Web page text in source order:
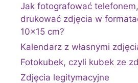
Jak fotografować
drukować zdjęcia w
10×15 cm?
Kalendarz z własnymi
Fotokubek, czyli kubek ze
Zdjęcia legitymacyjne